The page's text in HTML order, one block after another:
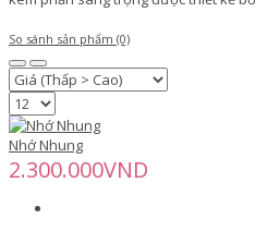
So sánh sản phẩm (0)
Nhớ Nhung
2.300.000VND